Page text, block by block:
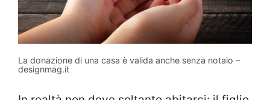
La donazione di una casa è valida anche senza notaio –
designmag.it